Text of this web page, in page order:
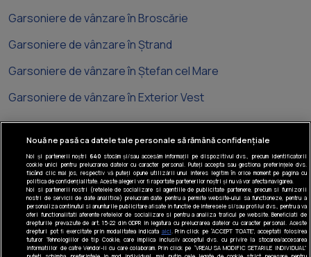
Garsoniere de vânzare în Broscărie
Garsoniere de vânzare în Ștrand
Garsoniere de vânzare în Ștefan cel Mare
Garsoniere de vânzare în Exterior Vest
Tel: +40 374 40 44 99
Iride Business Park, Bld. Dimitrie
Pompeiu 9-9A, Clădirea B2B, 020335,
sector 2, București, România
© Realmedia Network 2026
Nouă ne pasă ca datele tale personale să rămână confidențiale
Noi și partenerii noștri 640stocăm și/sau accesăm informații pe dispozitivul dvs., precum identificatorii
cookie unici pentru prelucrarea datelor cu caracter personal. Puteți accepta sau gestiona preferințele dvs.
făcând clic mai jos, respectiv vă puteți opune utilizării unui interes legitim în orice moment pe pagina cu
politica de confidențialitate. Aceste alegeri vor fi raportate partenerilor noștri și nu vă vor afecta navigarea.
Noi si partenerii nostri (retelele de socializare si agentiile de publicitate partenere, precum si furnizorii
nostri de servicii de date analitice) prelucram date pentru a permite website-ului sa functioneze, pentru a
personaliza continutul si anunturile publicitare afisate in functie de interesele si/sau profilul dvs., pentru a va
oferi functionalitati aferente retelelor de socializare si pentru a analiza traficul pe website. Beneficiati de
drepturile prevazute de art. 15-22 din GDPR in legatura cu prelucrarea datelor cu caracter personal. Aceste
drepturi pot fi exercitate prin modalitatea indicata aici . Prin click pe “ACCEPT TOATE”, acceptati folosirea
tuturor Tehnologiilor de tip Cookie, care implica inclusiv acceptul dvs. cu privire la stocarea/accesarea
informatiilor de catre Vendor-ii cu care colaboram. Prin click pe “VREAU SA MODIFIC SETARILE INDIVIDUAL”